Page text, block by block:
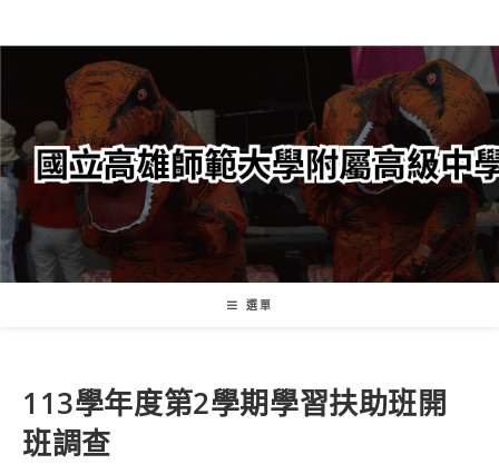
轉
要
內
容
選單
113學年度第2學期學習扶助班開
班調查